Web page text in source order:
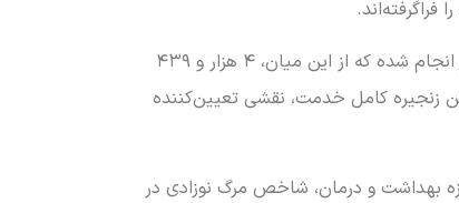
وی در ادامه به خدمات مراقبتی از مادران باردار گریزی زد و گفت: طی سال گذشته ۸۴ هزار و ۶۸۵ مورد مراقبت از مادران باردار انجام شده که از این میان، ۴ هزار و ۴۳۹
زایمان دریافت کرده‌اند که این زنجیره کامل خدمت، نقشی تعیین‌کننده
بهداشت و درمان، شاخص مرگ نوزادی در